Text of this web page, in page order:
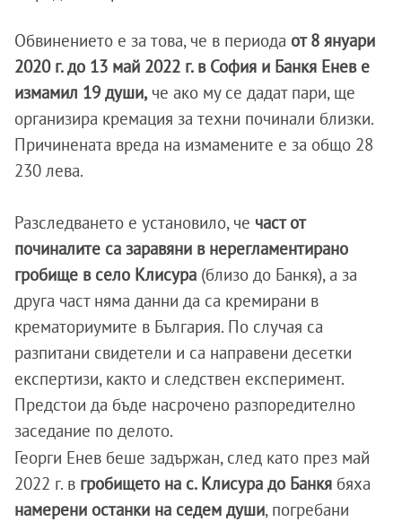
Обвинението е за това, че в периода от 8 януари
2020 г. до 13 май 2022 г. в София и Банкя Енев е
измамил 19 души, че ако му се дадат пари, ще
организира кремация за техни починали близки.
Причинената вреда на измамените е за общо 28
230 лева.
Разследването е установило, че част от
починалите са заравяни в нерегламентирано
гробище в село Клисура (близо до Банкя), а за
друга част няма данни да са кремирани в
крематориумите в България. По случая са
разпитани свидетели и са направени десетки
експертизи, както и следствен експеримент.
Предстои да бъде насрочено разпоредително
заседание по делото.
Георги Енев беше задържан, след като през май
2022 г. в гробището на с. Клисура до Банкя бяха
намерени останки на седем души, погребани